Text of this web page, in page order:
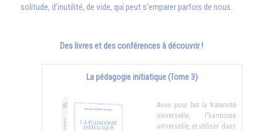
solitude, d’inutilité, de vide, qui peut s’emparer parfois de nous.
Des livres et des conférences à découvrir !
La pédagogie initiatique (Tome 3)
Avoir pour but la fraternité
universelle, l'harmonie
universelle, et utiliser dans